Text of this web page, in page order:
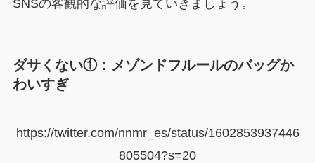
SNSの客観的な評価を見ていきましょう。
ダサくない①：メゾンドフルールのバッグか
わいすぎ
https://twitter.com/nnmr_es/status/1602853937446
805504?s=20